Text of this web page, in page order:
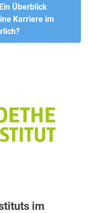
Überblick
Karriere im
im